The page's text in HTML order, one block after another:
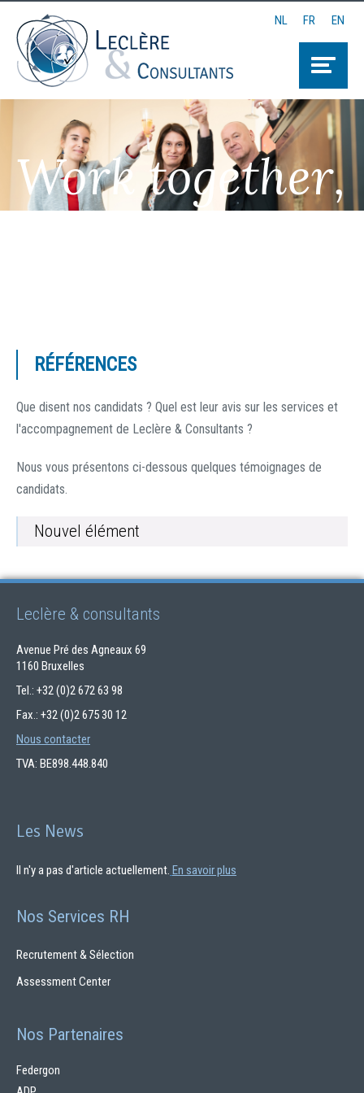
Work together,
NL FR EN
RÉFÉRENCES
Que disent nos candidats ? Quel est leur avis sur les services et
l'accompagnement de Leclère & Consultants ?
Nous vous présentons ci-dessous quelques témoignages de
candidats.
Nouvel élément
Leclère & consultants
Avenue Pré des Agneaux 69
1160 Bruxelles
Tel.: +32 (0)2 672 63 98
Fax.: +32 (0)2 675 30 12
Nous contacter
TVA: BE898.448.840
Les News
Il n'y a pas d'article actuellement. En savoir plus
Nos Services RH
Recrutement & Sélection
Assessment Center
Nos Partenaires
Federgon